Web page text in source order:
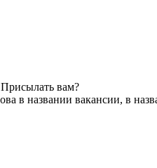
вам?
в названии вакансии, в